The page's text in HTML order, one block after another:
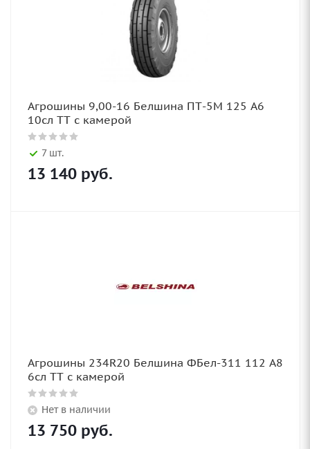
Агрошины 9,00-16 Белшина ПТ-5М 125 А6
10сл TT с камерой
7 шт.
13 140 руб.
Агрошины 234R20 Белшина ФБел-311 112 А8
6сл TT с камерой
Нет в наличии
13 750 руб.